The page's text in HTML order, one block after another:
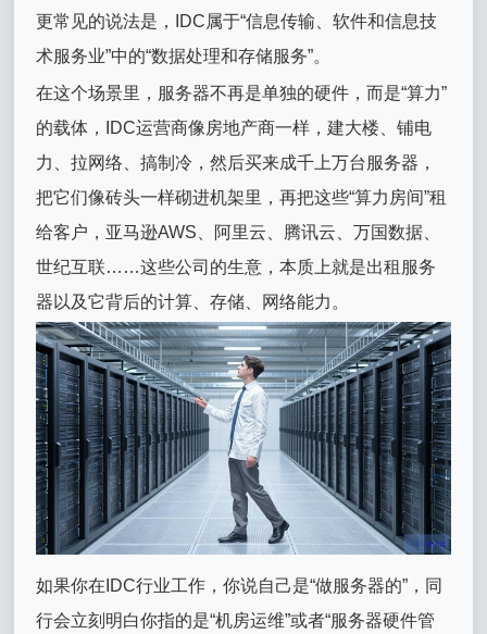
更常见的说法是，IDC属于“信息传输、软件和信息技
术服务业”中的“数据处理和存储服务”。
在这个场景里，服务器不再是单独的硬件，而是“算力”
的载体，IDC运营商像房地产商一样，建大楼、铺电
力、拉网络、搞制冷，然后买来成千上万台服务器，
把它们像砖头一样砌进机架里，再把这些“算力房间”租
给客户，亚马逊AWS、阿里云、腾讯云、万国数据、
世纪互联……这些公司的生意，本质上就是出租服务
器以及它背后的计算、存储、网络能力。
如果你在IDC行业工作，你说自己是“做服务器的”，同
行会立刻明白你指的是“机房运维”或者“服务器硬件管